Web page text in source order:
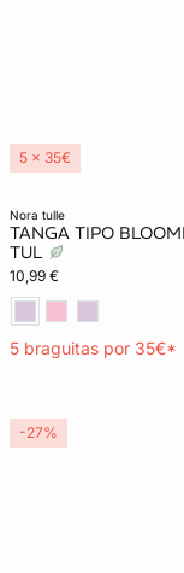
nora tulle
TANGA TIPO
TUL
10,99 €
5 braguitas por 35€*
5 x 35€
-27%